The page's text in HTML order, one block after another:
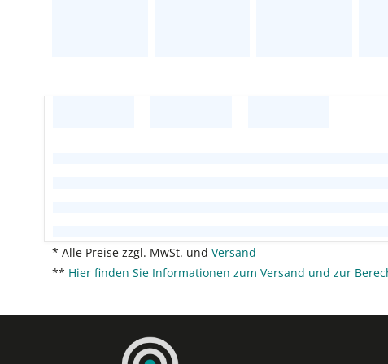
* Alle Preise zzgl. MwSt. und Versand
** Hier finden Sie Informationen zum Versand und zur